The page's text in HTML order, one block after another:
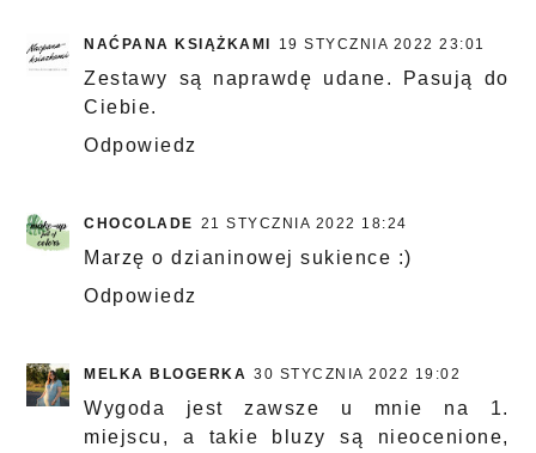
NAĆPANA KSIĄŻKAMI 19 STYCZNIA 2022 23:01
Zestawy są naprawdę udane. Pasują do
Ciebie.
Odpowiedz
CHOCOLADE 21 STYCZNIA 2022 18:24
Marzę o dzianinowej sukience :)
Odpowiedz
MELKA BLOGERKA 30 STYCZNIA 2022 19:02
Wygoda jest zawsze u mnie na 1.
miejscu, a takie bluzy są nieocenione,